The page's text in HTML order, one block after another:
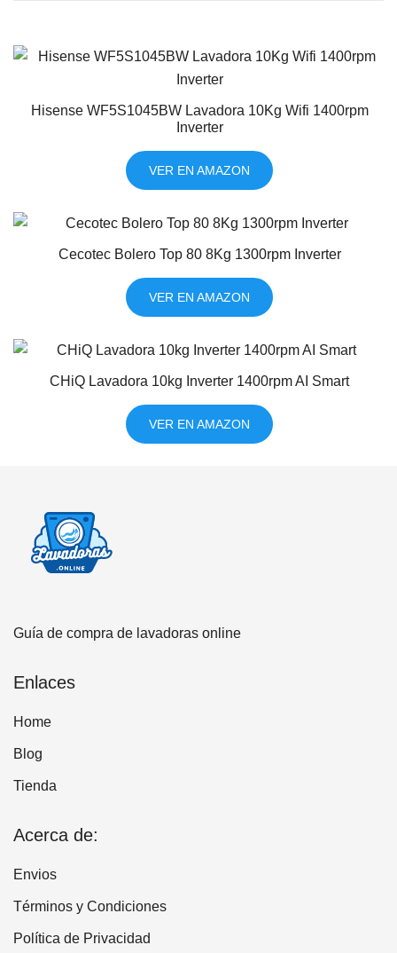
Hisense WF5S1045BW Lavadora 10Kg Wifi 1400rpm
Inverter
VER EN AMAZON
Cecotec Bolero Top 80 8Kg 1300rpm Inverter
VER EN AMAZON
CHiQ Lavadora 10kg Inverter 1400rpm AI Smart
VER EN AMAZON
Guía de compra de lavadoras online
Enlaces
Home
Blog
Tienda
Acerca de:
Envios
Términos y Condiciones
Política de Privacidad